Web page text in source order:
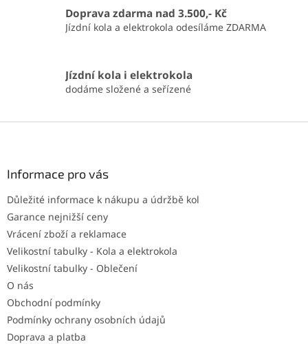
Doprava zdarma nad 3.500,- Kč
Jízdní kola a elektrokola odesíláme ZDARMA
Jízdní kola i elektrokola
dodáme složené a seřízené
Informace pro vás
Důležité informace k nákupu a údržbě kol
Garance nejnižší ceny
Vrácení zboží a reklamace
Velikostní tabulky - Kola a elektrokola
Velikostní tabulky - Oblečení
O nás
Obchodní podmínky
Podmínky ochrany osobních údajů
Doprava a platba